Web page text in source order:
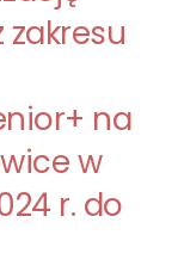
na
w
r. do